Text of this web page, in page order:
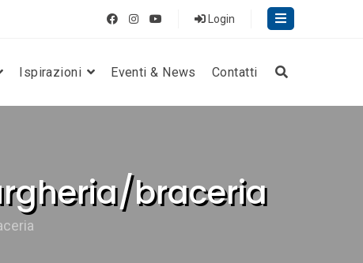
Login
Ispirazioni Eventi & News Contatti
braceria